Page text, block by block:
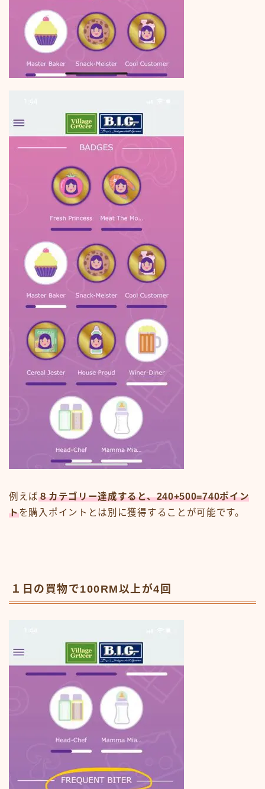
例えば８カテゴリー達成すると、240+500=740ポイン
トを購入ポイントとは別に獲得することが可能です。
１日の買物で100RM以上が4回